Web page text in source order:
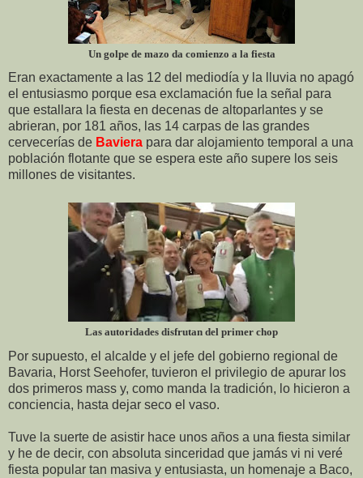
Un golpe de mazo da comienzo a la fiesta
Eran exactamente a las 12 del mediodía y la lluvia no apagó
el entusiasmo porque esa exclamación fue la señal para
que estallara la fiesta en decenas de altoparlantes y se
abrieran, por 181 años, las 14 carpas de las grandes
cervecerías de Baviera para dar alojamiento temporal a una
población flotante que se espera este año supere los seis
millones de visitantes.
Las autoridades disfrutan del primer chop
Por supuesto, el alcalde y el jefe del gobierno regional de
Bavaria, Horst Seehofer, tuvieron el privilegio de apurar los
dos primeros mass y, como manda la tradición, lo hicieron a
conciencia, hasta dejar seco el vaso.
Tuve la suerte de asistir hace unos años a una fiesta similar
y he de decir, con absoluta sinceridad que jamás vi ni veré
fiesta popular tan masiva y entusiasta, un homenaje a Baco,